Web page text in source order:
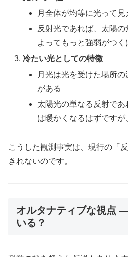
月全体が均等に光って見
反射光であれば、太陽
よってもっと強弱がつく
冷たい光としての特徴
月光は光を受けた場所
がある
太陽光の単なる反射で
は暖かくなるはずですが
こうした観測事実は、現行の「
きれないのです。
オルタナティブな視点
いる？